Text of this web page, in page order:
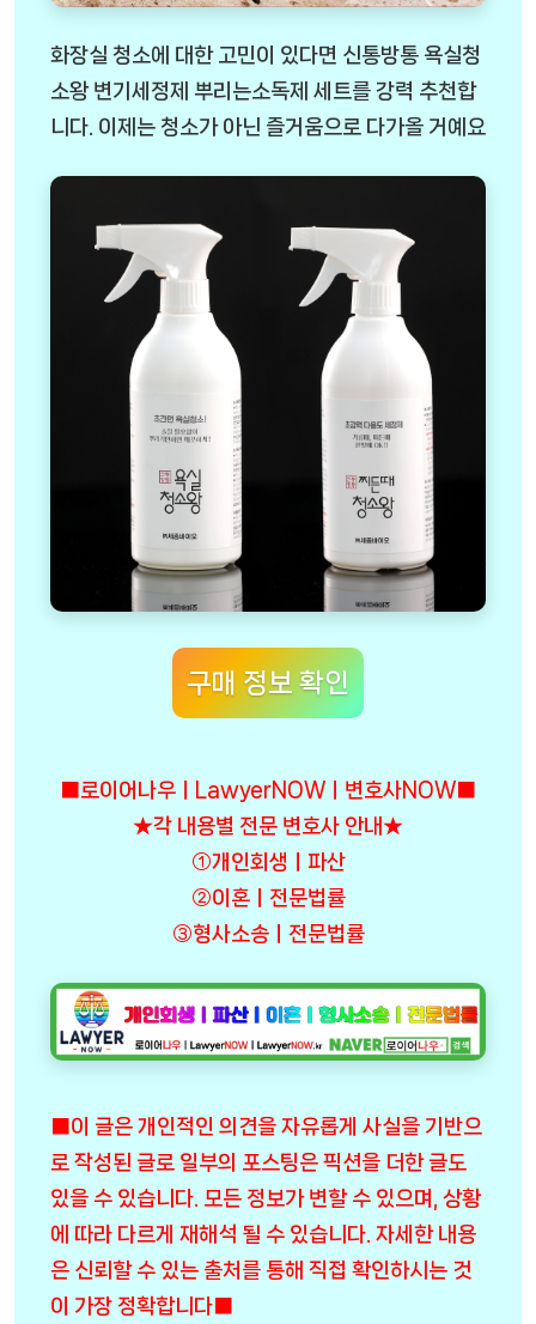
화장실 청소에 대한 고민이 있다면 신통방통 욕실청
소왕 변기세정제 뿌리는소독제 세트를 강력 추천합
니다. 이제는 청소가 아닌 즐거움으로 다가올 거예요
구매 정보 확인
■로이어나우ㅣLawyerNOWㅣ변호사NOW■
★각 내용별 전문 변호사 안내★
①개인회생ㅣ파산
②이혼ㅣ전문법률
③형사소송ㅣ전문법률
■이 글은 개인적인 의견을 자유롭게 사실을 기반으
로 작성된 글로 일부의 포스팅은 픽션을 더한 글도
있을 수 있습니다. 모든 정보가 변할 수 있으며, 상황
에 따라 다르게 재해석 될 수 있습니다. 자세한 내용
은 신뢰할 수 있는 출처를 통해 직접 확인하시는 것
이 가장 정확합니다■